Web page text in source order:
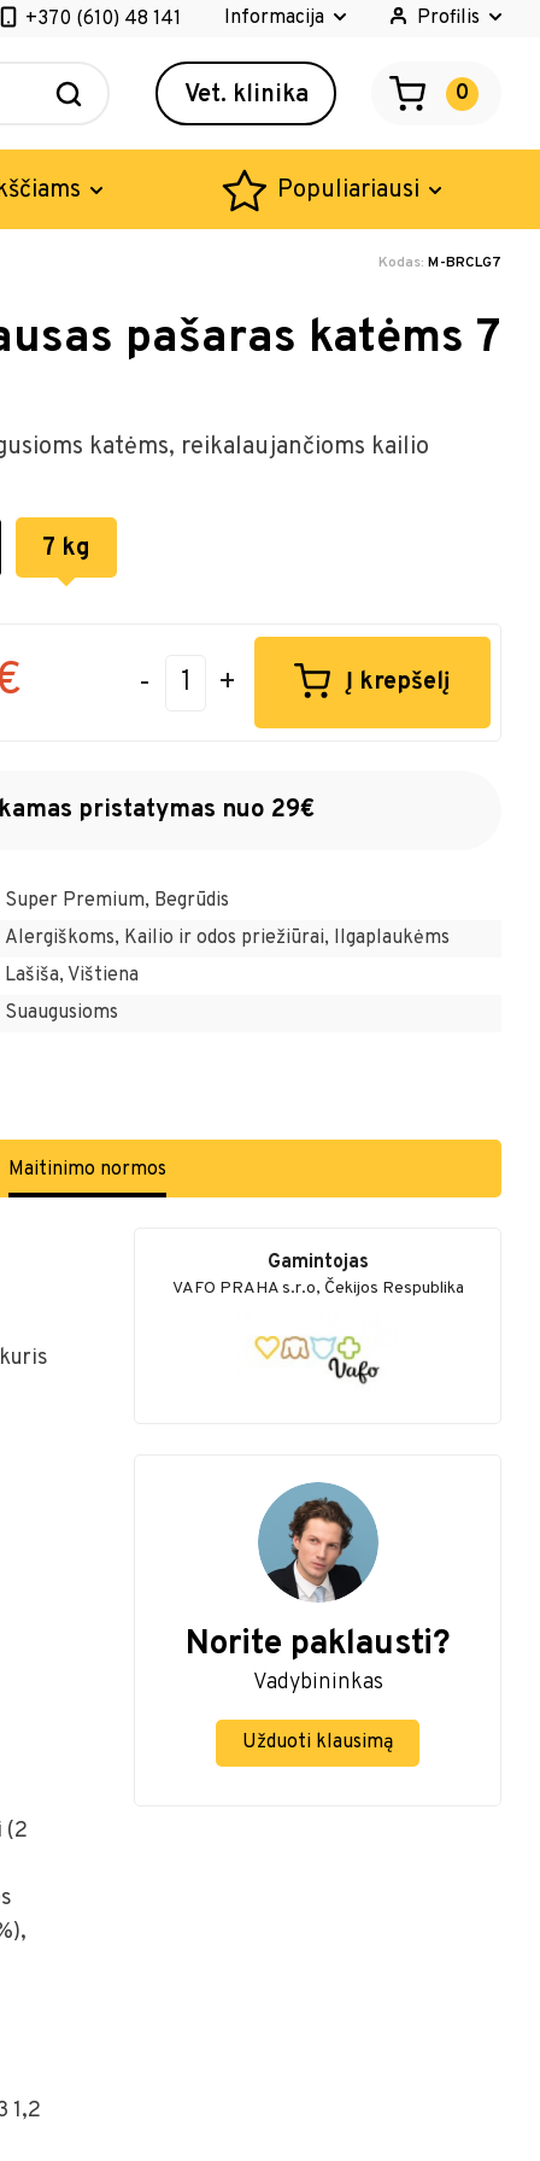
+370 (610) 48 141 Informacija Profilis
Vet. klinika 0
Populiariausi
Kodas: M-BRCLG7
pašaras katėms 7
katėms, reikalaujančioms kailio
7 kg
- + Į krepšelį
pristatymas nuo 29€
Super Premium, Begrūdis
Alergiškoms, Kailio ir odos priežiūrai, Ilgaplaukėms
Lašiša, Vištiena
Suaugusioms
Maitinimo normos
(2
1,2
Gamintojas
VAFO PRAHA s.r.o, Čekijos Respublika
Norite paklausti?
Vadybininkas
Užduoti klausimą